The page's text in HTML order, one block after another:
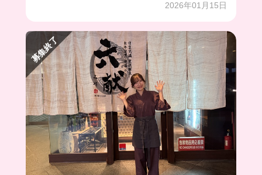
は本格的なパスタとかピザも食べれちゃうの🍝🍕
🥹
時間が合えば同僚と食べることもあって、和気
藹々とした雰囲気も良き!!
みんなも一緒に働かない？☺️💟
2026年01月15日
募集終了